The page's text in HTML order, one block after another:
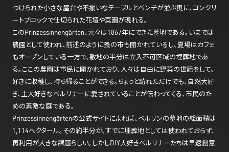
つけられた小さな屋台や不揃いなテーブルとベンチが並ぶ奥に、コンクリ
ートブロックで仕切られた花壇や菜園が現れる。
このPrinzessinnengärten、元々は1867年にできた墓地である。いまでは
農園として使われ、前述のように蚤の市も開かれているし、夏場はカフェ
もオープンしている一方で、敷地の半分は立入不可区域の埋葬地であ
る。ここの農園は市民に開かれており、人々は自由に野菜の世話をして、
好きに収穫し、持ち帰ることができる。ちょっと訪れただけでも、自然大好
き、土大好きなベルリナーに愛されていることが伝わってくる、市民のた
めの素敵な庭である。
Prinzessinnengärtenの公式サイトによれば、ベルリンの墓地の総面積は
1,114ヘクタール。その約半分が、すでに埋葬地としては使われておらず、
再利用が大きな課題らしい。しかしDIY大好きベルリナーたちは早速創意